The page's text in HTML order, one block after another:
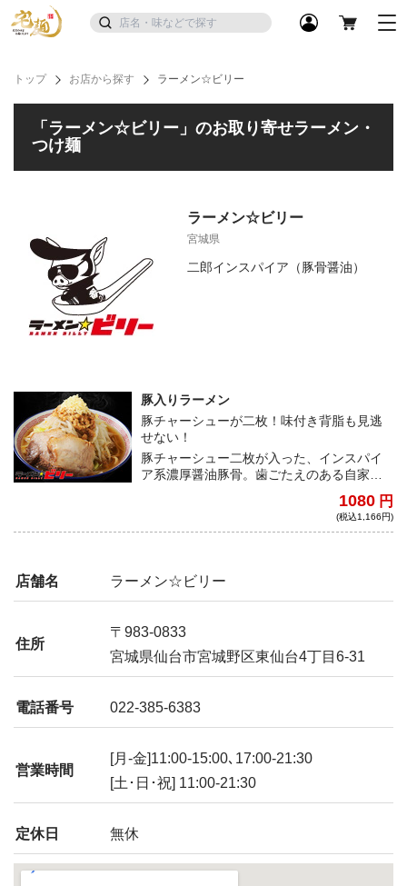
トップ お店から探す ラーメン☆ビリー
「ラーメン☆ビリー」のお取り寄せラーメン・
つけ麺
ラーメン☆ビリー
宮城県
二郎インスパイア（豚骨醤油）
豚入りラーメン
豚チャーシューが二枚！味付き背脂も見逃
せない！
豚チャーシュー二枚が入った、インスパイ
ア系濃厚醤油豚骨。歯ごたえのある自家製
き背脂もついており、宅麺でのリピート率
や満足度は抜群のスコアを誇る究極の一
1080 円
(税込1,166円)
店舗名 ラーメン☆ビリー
住所
〒983-0833
宮城県仙台市宮城野区東仙台4丁目6-31
電話番号 022-385-6383
営業時間
[月-金]11:00-15:00､17:00-21:30
[土･日･祝] 11:00-21:30
定休日 無休